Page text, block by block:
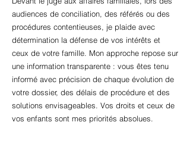
audiences de conciliation, des référés ou des
procédures contentieuses, je plaide avec
détermination la défense de vos intérêts et
ceux de votre famille. Mon approche repose sur
une information transparente : vous êtes tenu
informé avec précision de chaque évolution de
votre dossier, des délais de procédure et des
solutions envisageables. Vos droits et ceux de
vos enfants sont mes priorités absolues.